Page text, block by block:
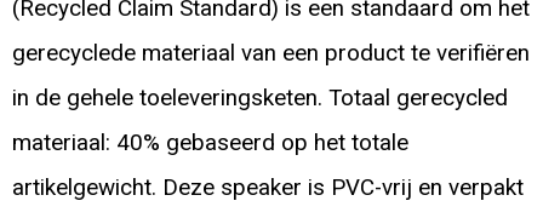
(Recycled Claim Standard) is een standaard om het
gerecyclede materiaal van een product te verifiëren
in de gehele toeleveringsketen. Totaal gerecycled
materiaal: 40% gebaseerd op het totale
artikelgewicht. Deze speaker is PVC-vrij en verpakt